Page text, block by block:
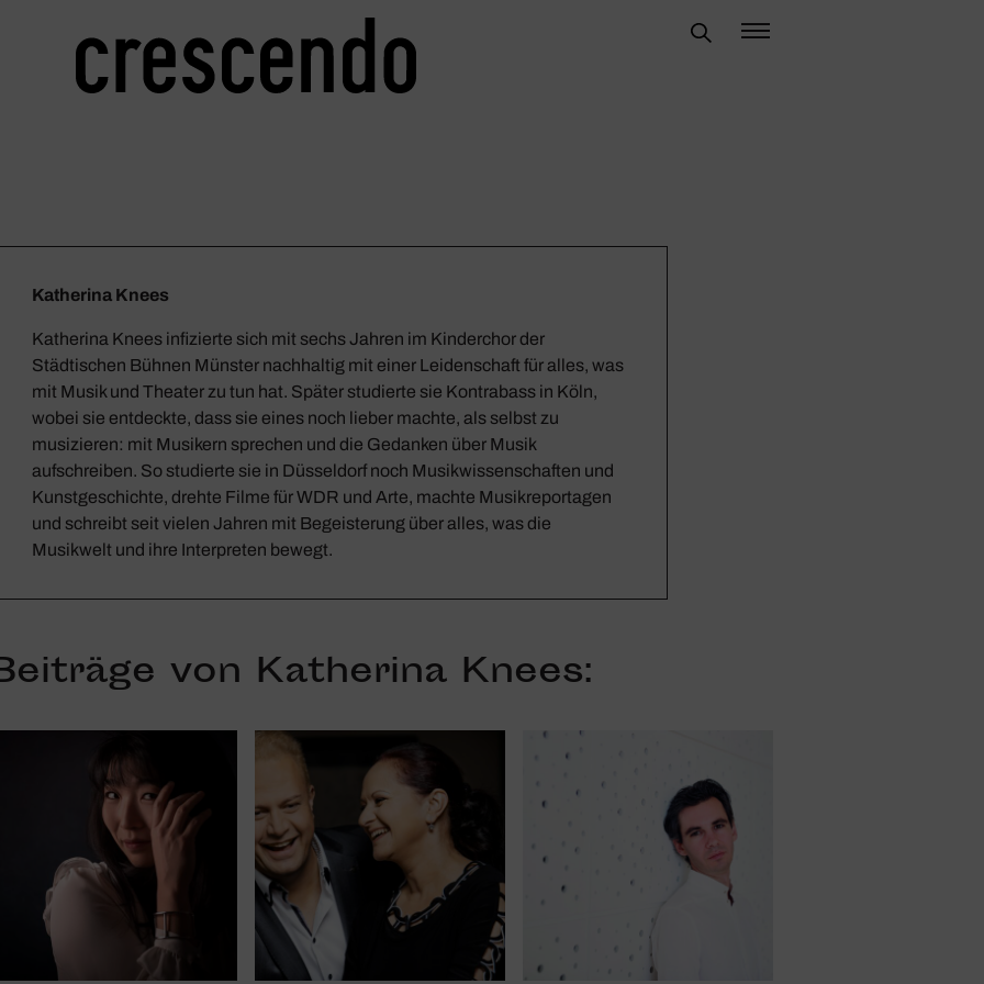
Katherina Knees
Katherina Knees infizierte sich mit sechs Jahren im Kinderchor der
Städtischen Bühnen Münster nachhaltig mit einer Leidenschaft für alles, was
mit Musik und Theater zu tun hat. Später studierte sie Kontrabass in Köln,
wobei sie entdeckte, dass sie eines noch lieber machte, als selbst zu
musizieren: mit Musikern sprechen und die Gedanken über Musik
aufschreiben. So studierte sie in Düsseldorf noch Musikwissenschaften und
Kunstgeschichte, drehte Filme für WDR und Arte, machte Musikreportagen
und schreibt seit vielen Jahren mit Begeisterung über alles, was die
Musikwelt und ihre Interpreten bewegt.
von Katherina Knees: